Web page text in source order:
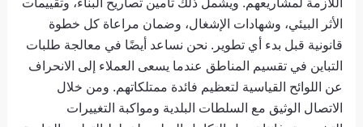
الأثر البيئي، وشهادات الإشغال، وضمان مراعاة كل خطوة
قانونية قبل بدء أي تطوير. نحن نساعد أيضًا في معالجة طلبات
التباين في تقسيم المناطق عندما يسعى العملاء إلى الانحراف
عن اللوائح القياسية لتعظيم فائدة ممتلكاتهم. ومن خلال
الاتصال الوثيق مع السلطات البلدية ومواكبة التغييرات